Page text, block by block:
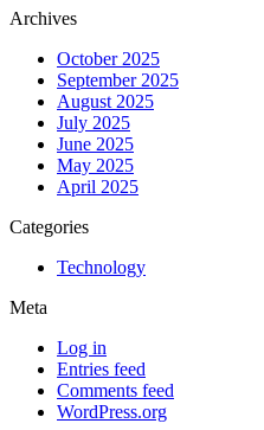
Archives
October 2025
September 2025
August 2025
July 2025
June 2025
May 2025
April 2025
Categories
Technology
Meta
Log in
Entries feed
Comments feed
WordPress.org